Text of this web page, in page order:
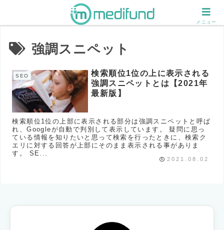
強調スニペット
SEO
検索順位1位の上に表示される
強調スニペットとは【2021年
最新版】
検索順位1位の上部に表示される部分は強調スニペットと呼ば
れ、Googleが自動で判別して表示しています。 疑問に思っ
ている情報を知りたいと思って検索を行ったときに、検索ク
エリに対する回答が上部にそのまま表示される事がありま
す。 SE...
2021.08.02
メニュー